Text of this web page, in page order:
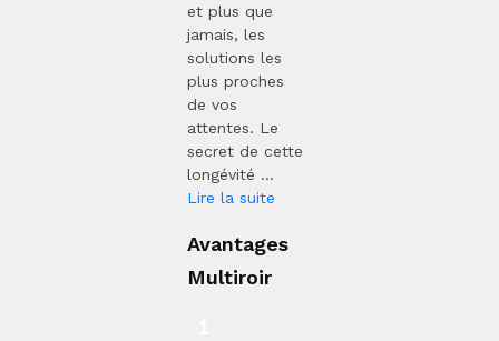
et plus que
jamais, les
solutions les
plus proches
de vos
attentes. Le
secret de cette
longévité ...
Lire la suite
Avantages
Multiroir